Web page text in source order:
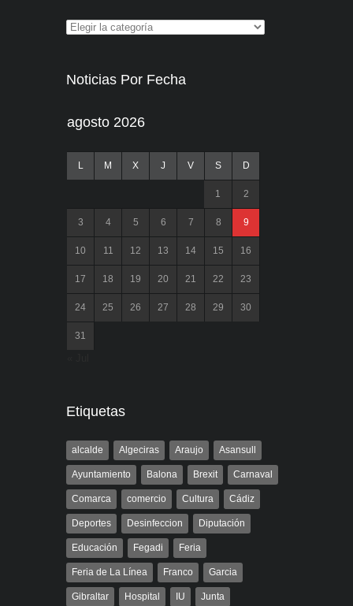
Noticias Por Fecha
agosto 2026
L M X J V S D
1 2
3 4 5 6 7 8 9
10 11 12 13 14 15 16
17 18 19 20 21 22 23
24 25 26 27 28 29 30
31
Etiquetas
alcalde Algeciras Araujo Asansull
Ayuntamiento Balona Brexit Carnaval
Comarca comercio Cultura Cádiz
Deportes Desinfeccion Diputación
Educación Fegadi Feria
Feria de La Línea Franco Garcia
Gibraltar Hospital IU Junta